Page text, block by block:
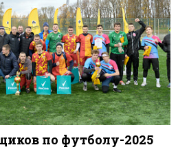
по футболу-2025